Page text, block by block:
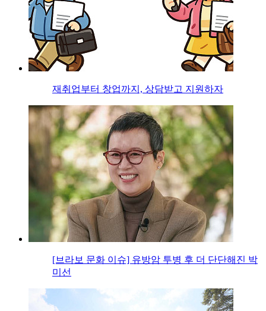
재취업부터 창업까지, 상담받고 지원하자
[브라보 문화 이슈] 유방암 투병 후 더 단단해진 박
미선